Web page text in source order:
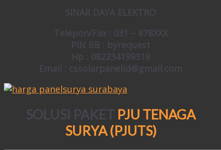
SINAR DAYA ELEKTRO
Telepon/Fax : 031 – 878XXX
PIN BB : byrequest
Hp : 082234199319
Email : cssolarpanelid@gmail.com
SOLUSI PAKET PJU TENAGA
SURYA (PJUTS)